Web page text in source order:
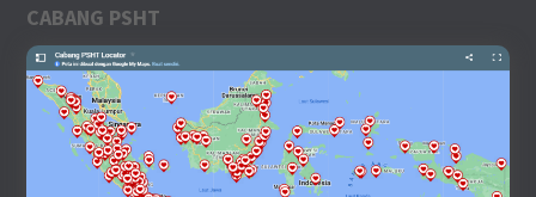
CABANG PSHT